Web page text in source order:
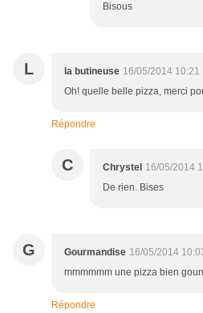
Bisous
L la butineuse 16/05/2014 10:21
Oh! quelle belle pizza, merci
Répondre
C Chrystel 16/05/2014
De rien. Bises
G Gourmandise 16/05/2014
mmmmmm une pizza bien
Répondre